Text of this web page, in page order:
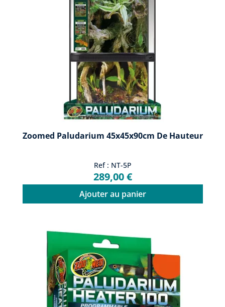
Zoomed Paludarium 45x45x90cm De Hauteur
Ref : NT-5P
289,00 €
Ajouter au panier